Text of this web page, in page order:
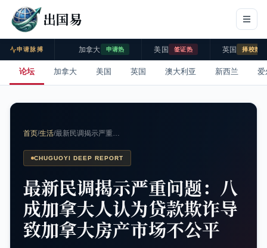
出国易
申请脉搏 加拿大 申请热 美国 签证热 英国 择校热
论坛 加拿大 美国 英国 澳大利亚 新西兰 爱
首页/生活/最新民调揭示严重…
CHUGUOYI DEEP REPORT
最新民调揭示严重问题：八
成加拿大人认为贷款欺诈导
致加拿大房产市场不公平